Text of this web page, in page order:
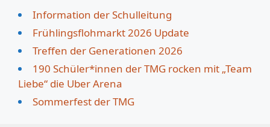
Information der Schulleitung
Frühlingsflohmarkt 2026 Update
Treffen der Generationen 2026
190 Schüler*innen der TMG rocken mit „Team
Liebe“ die Uber Arena
Sommerfest der TMG